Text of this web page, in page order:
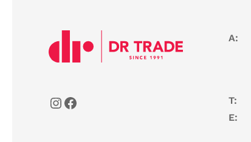
A:
T:
E: